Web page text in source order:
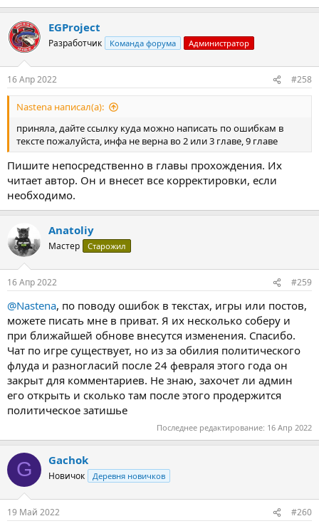
EGProject
Разработчик Команда форума Администратор
16 Апр 2022 #258
Nastena написал(а):
приняла, дайте ссылку куда можно написать по ошибкам в
тексте пожалуйста, инфа не верна во 2 или 3 главе, 9 главе
Пишите непосредственно в главы прохождения. Их
читает автор. Он и внесет все корректировки, если
необходимо.
Anatoliy
Мастер Старожил
16 Апр 2022 #259
@Nastena, по поводу ошибок в текстах, игры или постов,
можете писать мне в приват. Я их несколько соберу и
при ближайшей обнове внесутся изменения. Спасибо.
Чат по игре существует, но из за обилия политического
флуда и разногласий после 24 февраля этого года он
закрыт для комментариев. Не знаю, захочет ли админ
его открыть и сколько там после этого продержится
политическое затишье
Последнее редактирование: 16 Апр 2022
G Gachok
Новичок Деревня новичков
19 Май 2022 #260